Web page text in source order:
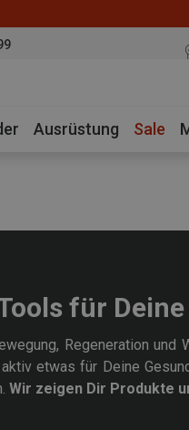
Ausrüstung Sale
für
Regeneration und
etwas für Deine
Wir zeigen Dir Produkte